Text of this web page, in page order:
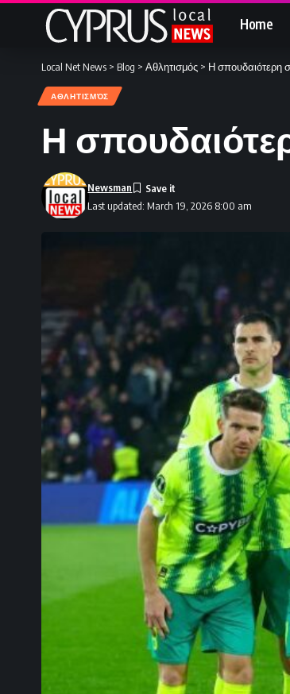
Home
Local Net News > Blog > Αθλητισμός > Η σπουδαιότερη
ΑΘΛΗΤΙΣΜΌΣ
Η
Last updated: March 19, 2026 8:00 am
Newsman